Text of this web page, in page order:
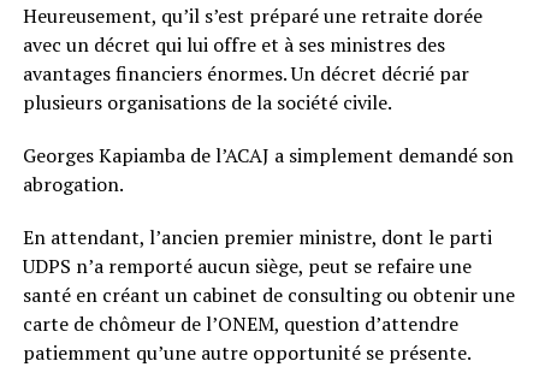
Heureusement, qu’il s’est préparé une retraite dorée
avec un décret qui lui offre et à ses ministres des
avantages financiers énormes. Un décret décrié par
plusieurs organisations de la société civile.
Georges Kapiamba de l’ACAJ a simplement demandé son
abrogation.
En attendant, l’ancien premier ministre, dont le parti
UDPS n’a remporté aucun siège, peut se refaire une
santé en créant un cabinet de consulting ou obtenir une
carte de chômeur de l’ONEM, question d’attendre
patiemment qu’une autre opportunité se présente.